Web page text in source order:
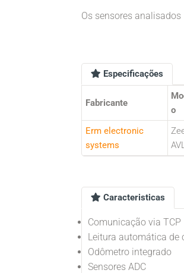
Os sensores analisados
Especificações
Fabricante
o
Erm electronic
systems
Caracteristicas
Comunicação via TCP
Leitura automática de
Odômetro integrado
Sensores ADC